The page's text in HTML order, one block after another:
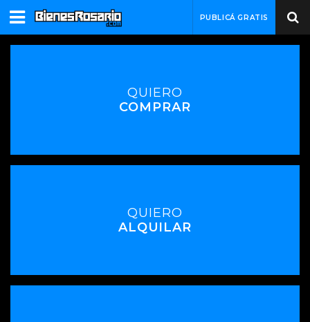
PUBLICÁ GRATIS
QUIERO
COMPRAR
QUIERO
ALQUILAR